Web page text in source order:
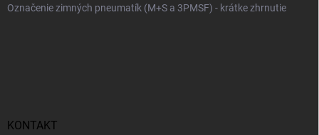
Označenie zimných pneumatík (M+S a 3PMSF) - krátke zhrnutie
KONTAKT